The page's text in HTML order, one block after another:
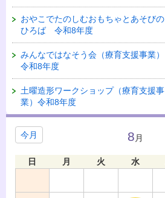
おやこでたのしむおもちゃとあそびの
ひろば 令和8年度
みんなではなそう会（療育支援事業）
令和8年度
土曜造形ワークショップ（療育支援事
業）令和8年度
今月 8 月
日 月 火 水